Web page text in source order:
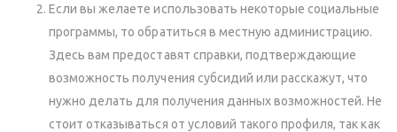
Если вы желаете использовать некоторые социальные
программы, то обратиться в местную администрацию.
Здесь вам предоставят справки, подтверждающие
возможность получения субсидий или расскажут, что
нужно делать для получения данных возможностей. Не
стоит отказываться от условий такого профиля, так как